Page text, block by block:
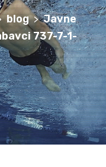
blog > Javne
737-7-1-